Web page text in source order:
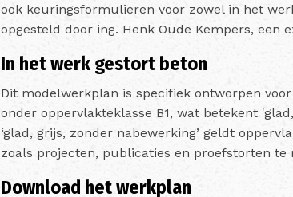
ook keuringsformulieren voor zowel in het
opgesteld door ing. Henk Oude Kempers, een
In het werk gestort beton
Dit modelwerkplan is specifiek ontworpen
onder oppervlakteklasse B1, wat betekent
‘glad, grijs, zonder nabewerking’ geldt
zoals projecten, publicaties en proefstorten
Download het werkplan